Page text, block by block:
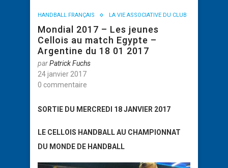
HANDBALL FRANÇAIS LA VIE ASSOCIATIVE DU CLUB
Mondial 2017 – Les jeunes
Cellois au match Egypte –
Argentine du 18 01 2017
parPatrick Fuchs
24 janvier 2017
0 commentaire
SORTIE DU MERCREDI 18 JANVIER 2017
LE CELLOIS HANDBALL AU CHAMPIONNAT
DU MONDE DE HANDBALL